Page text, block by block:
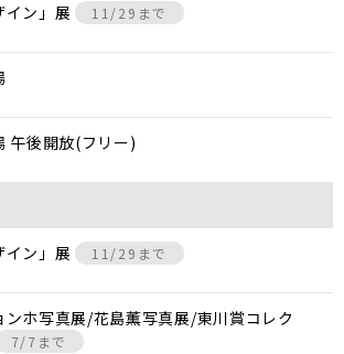
イン」展 11/29まで
午後開放(フリー)
イン」展 11/29まで
ンホ写真展/花島薫写真展/東川賞コレク
7/7まで